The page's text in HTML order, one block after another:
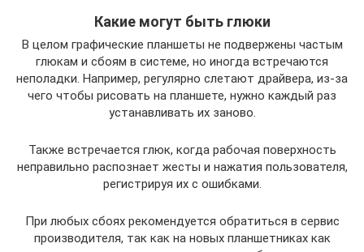
Какие могут быть глюки
В целом графические планшеты не подвержены частым
глюкам и сбоям в системе, но иногда встречаются
неполадки. Например, регулярно слетают драйвера, из-за
чего чтобы рисовать на планшете, нужно каждый раз
устанавливать их заново.
Также встречается глюк, когда рабочая поверхность
неправильно распознает жесты и нажатия пользователя,
регистрируя их с ошибками.
При любых сбоях рекомендуется обратиться в сервис
производителя, так как на новых планшетниках как